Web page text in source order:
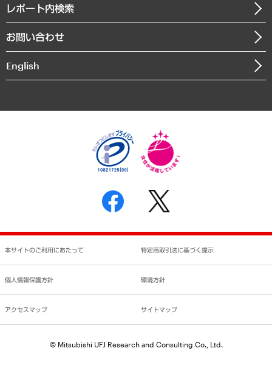
まちづくり・観光・交通・スポーツ・スマートシティ
自然資源・農林水産業・食料システム
沿革
組織図・本部部室紹介
インドネシア現地法人
個人情報保護方針
反社会的勢力に対する基本方針
書面による個人情報の開示等の請求の手続きについて
レポート内検索
お問い合わせ
English
本サイトのご利用にあたって 特定商取引法に基づく提示
個人情報保護方針 環境方針
アクセスマップ サイトマップ
© Mitsubishi UFJ Research and Consulting Co., Ltd.